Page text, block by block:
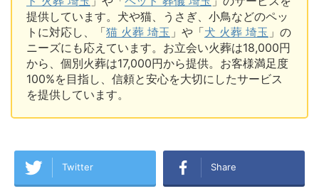
提供しています。犬や猫、うさぎ、小鳥などのペッ
トに対応し、「猫 火葬 埼玉 」や「犬 火葬 埼玉 」の
ニーズにも応えています。お立会い火葬は18,000円
から、個別火葬は17,000円から提供。お客様満足度
100%を目指し、信頼と安心を大切にしたサービス
を提供しています。
Twitter Share